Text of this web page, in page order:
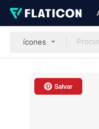
ícones
Salvar